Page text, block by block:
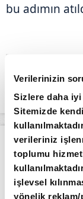
Verilerinizin
Sizlere daha
Sitemizde
verileriniz
toplumu
işlevsel
yönelik reklam/
bu adımın
Apara Piyasalar
Borsa